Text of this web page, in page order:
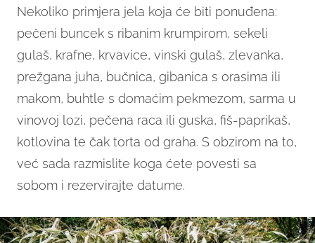
Nekoliko primjera jela koja će biti ponuđena:
pečeni buncek s ribanim krumpirom, sekeli
gulaš, krafne, krvavice, vinski gulaš, zlevanka,
prežgana juha, bučnica, gibanica s orasima ili
makom, buhtle s domaćim pekmezom, sarma u
vinovoj lozi, pečena raca ili guska, fiš-paprikaš,
kotlovina te čak torta od graha. S obzirom na to,
već sada razmislite koga ćete povesti sa
sobom i rezervirajte datume.